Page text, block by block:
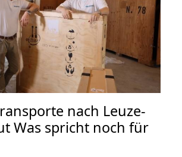
nach Leuze-
Was spricht noch für